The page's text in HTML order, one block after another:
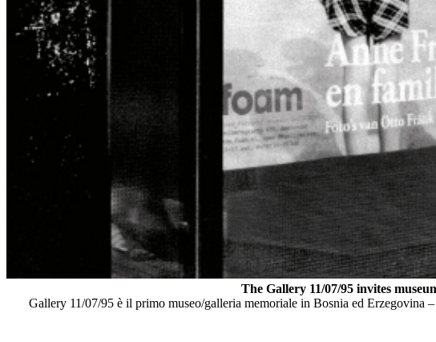
The Gallery 11/07/95 invites
Gallery 11/07/95 è il primo museo/galleria memoriale in Bosnia ed Erzegovina